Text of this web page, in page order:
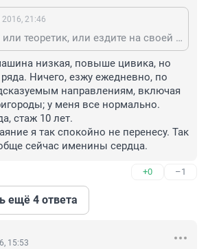
21:46
Батенька, Вы или теоретик, или ездите на своей Хонде Сивик только по очень очищенным дорогам, по большим праздникам.
низкая, повыше цивика, но
Ничего, езжу ежедневно, по
направлениям, включая
у меня все нормально.
стаж 10 лет.
я так спокойно не перенесу. Так
сейчас именины сердца.
+0 –1
ещё 4 ответа
15:53